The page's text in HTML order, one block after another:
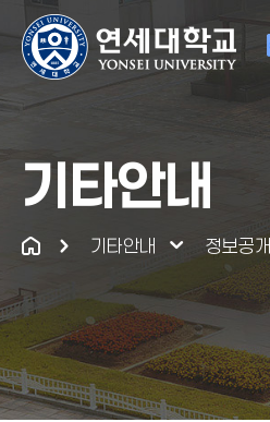
기타안내
기타안내 정보공개